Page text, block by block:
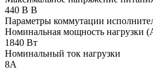
440 В В
Параметры коммутации
Номинальная мощность нагрузки
1840 Вт
Номинальный ток нагрузки
8А